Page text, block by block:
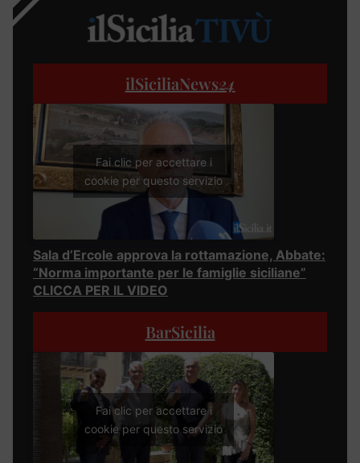
ilSiciliaNews24
Fai clic per accettare i
cookie per questo servizio
Sala d’Ercole approva la rottamazione, Abbate:
“Norma importante per le famiglie siciliane”
CLICCA PER IL VIDEO
BarSicilia
Fai clic per accettare i
cookie per questo servizio